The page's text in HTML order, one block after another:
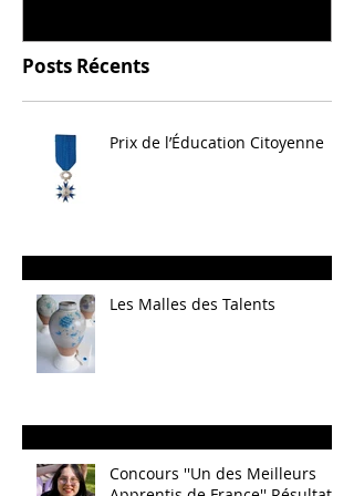
Posts Récents
Prix de l’Éducation Citoyenne
Les Malles des Talents
Concours ''Un des Meilleurs